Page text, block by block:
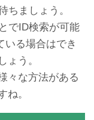
メッセージと
除する方法
ちましょう。
でID検索が可能
いる場合はでき
ょう。
々な方法がある
ね。